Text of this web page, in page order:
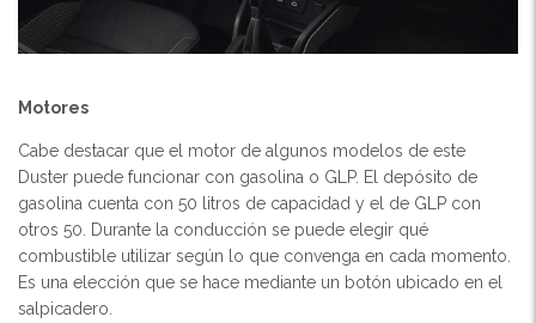
Motores
Cabe destacar que el motor de algunos modelos de este
Duster puede funcionar con gasolina o GLP. El depósito de
gasolina cuenta con 50 litros de capacidad y el de GLP con
otros 50. Durante la conducción se puede elegir qué
combustible utilizar según lo que convenga en cada momento.
Es una elección que se hace mediante un botón ubicado en el
salpicadero.